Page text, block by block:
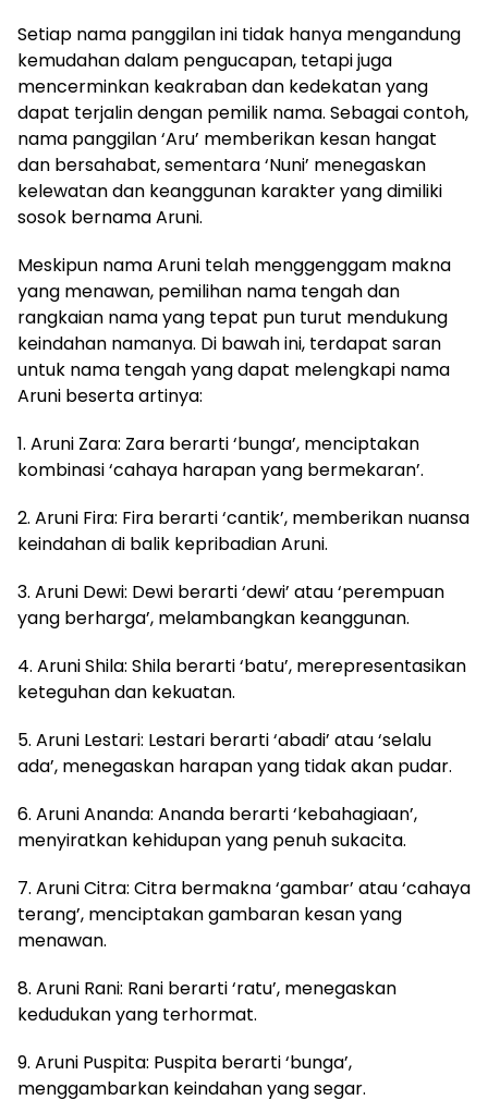
Setiap nama panggilan ini tidak hanya mengandung
kemudahan dalam pengucapan, tetapi juga
mencerminkan keakraban dan kedekatan yang
dapat terjalin dengan pemilik nama. Sebagai contoh,
nama panggilan ‘Aru’ memberikan kesan hangat
dan bersahabat, sementara ‘Nuni’ menegaskan
kelewatan dan keanggunan karakter yang dimiliki
sosok bernama Aruni.
Meskipun nama Aruni telah menggenggam makna
yang menawan, pemilihan nama tengah dan
rangkaian nama yang tepat pun turut mendukung
keindahan namanya. Di bawah ini, terdapat saran
untuk nama tengah yang dapat melengkapi nama
Aruni beserta artinya:
1. Aruni Zara: Zara berarti ‘bunga’, menciptakan
kombinasi ‘cahaya harapan yang bermekaran’.
2. Aruni Fira: Fira berarti ‘cantik’, memberikan nuansa
keindahan di balik kepribadian Aruni.
3. Aruni Dewi: Dewi berarti ‘dewi’ atau ‘perempuan
yang berharga’, melambangkan keanggunan.
4. Aruni Shila: Shila berarti ‘batu’, merepresentasikan
keteguhan dan kekuatan.
5. Aruni Lestari: Lestari berarti ‘abadi’ atau ‘selalu
ada’, menegaskan harapan yang tidak akan pudar.
6. Aruni Ananda: Ananda berarti ‘kebahagiaan’,
menyiratkan kehidupan yang penuh sukacita.
7. Aruni Citra: Citra bermakna ‘gambar’ atau ‘cahaya
terang’, menciptakan gambaran kesan yang
menawan.
8. Aruni Rani: Rani berarti ‘ratu’, menegaskan
kedudukan yang terhormat.
9. Aruni Puspita: Puspita berarti ‘bunga’,
menggambarkan keindahan yang segar.